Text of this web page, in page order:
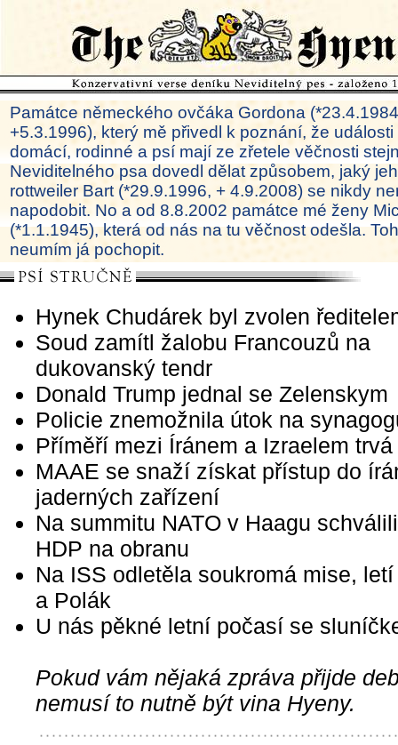
Památce německého ovčáka Gordona
+5.3.1996), který mě přivedl k poznání, že
domácí, rodinné a psí mají ze zřetele věčnosti
Neviditelného psa dovedl dělat způsobem, jaký
rottweiler Bart (*29.9.1996, + 4.9.2008) se nikdy
napodobit. No a od 8.8.2002 památce mé ženy
(*1.1.1945), která od nás na tu věčnost odešla.
neumím já pochopit.
Hynek Chudárek byl zvolen
Soud zamítl žalobu Francouzů na
dukovanský tendr
Donald Trump jednal se Zelenskym
Policie znemožnila útok na
Příměří mezi Íránem a Izraelem trvá
MAAE se snaží získat přístup do
jaderných zařízení
Na summitu NATO v Haagu
HDP na obranu
Na ISS odletěla soukromá mise,
a Polák
U nás pěkné letní počasí se
Pokud vám nějaká zpráva přijde
nemusí to nutně být vina Hyeny.